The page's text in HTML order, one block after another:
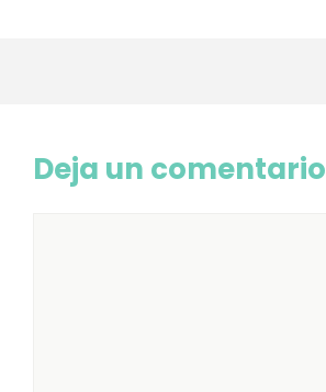
Deja un comentario